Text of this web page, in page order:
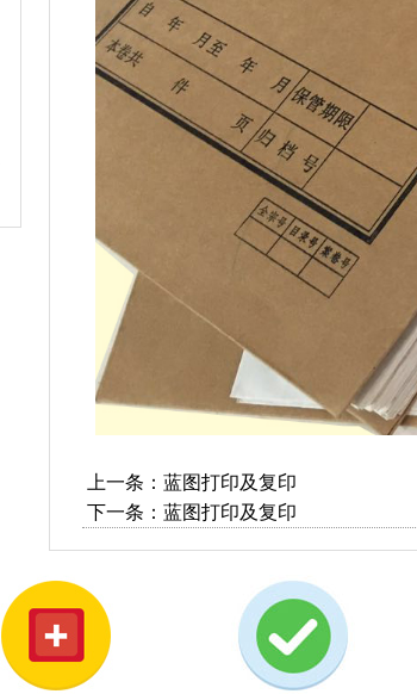
上一条： 蓝图打印及复印
下一条： 蓝图打印及复印